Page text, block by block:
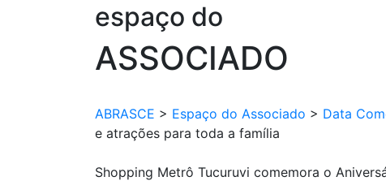
espaço do
ASSOCIADO
ABRASCE > Espaço do Associado > Data
e atrações para toda a família
Shopping Metrô Tucuruvi comemora o